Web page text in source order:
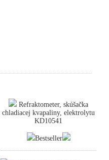
Refraktometer, skúšačka
chladiacej kvapaliny, elektrolytu
KD10541
Bestseller